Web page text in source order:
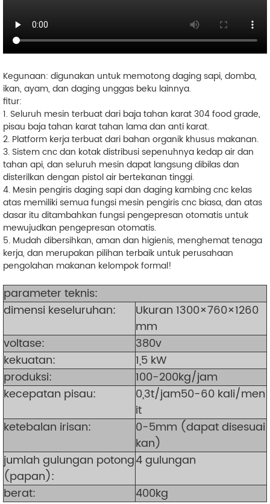
Kegunaan: digunakan untuk memotong daging sapi, domba,
ikan, ayam, dan daging unggas beku lainnya.
fitur:
1. Seluruh mesin terbuat dari baja tahan karat 304 food grade,
pisau baja tahan karat tahan lama dan anti karat.
2. Platform kerja terbuat dari bahan organik khusus makanan.
3. Sistem cnc dan kotak distribusi sepenuhnya kedap air dan
tahan api, dan seluruh mesin dapat langsung dibilas dan
disterilkan dengan pistol air bertekanan tinggi.
4. Mesin pengiris daging sapi dan daging kambing cnc kelas
atas memiliki semua fungsi mesin pengiris cnc biasa, dan atas
dasar itu ditambahkan fungsi pengepresan otomatis untuk
mewujudkan pengepresan otomatis.
5. Mudah dibersihkan, aman dan higienis, menghemat tenaga
kerja, dan merupakan pilihan terbaik untuk perusahaan
pengolahan makanan kelompok formal!
parameter teknis:
dimensi keseluruhan:
Ukuran 1300×760×1260
mm
voltase:
380v
kekuatan:
1,5 kW
produksi:
100-200kg/jam
kecepatan pisau:
0,3t/jam50-60 kali/men
it
ketebalan irisan:
0-5mm (dapat disesuai
kan)
jumlah gulungan potong
(papan):
4 gulungan
berat:
400kg